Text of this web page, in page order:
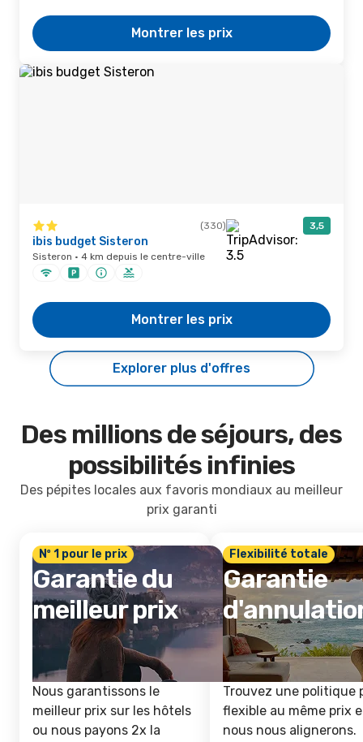
Montrer les prix
(330) 3,5
ibis budget Sisteron
Sisteron · 4 km depuis le centre-ville
Montrer les prix
Explorer plus d'offres
Des millions de séjours, des
possibilités infinies
Des pépites locales aux favoris mondiaux au meilleur
prix garanti
Nº 1 pour le prix
Garantie du
meilleur prix
Nous garantissons le
meilleur prix sur les hôtels
ou nous payons 2x la
Flexibilité totale
Garantie
Trouvez une politique
flexible au même prix
nous nous alignerons.